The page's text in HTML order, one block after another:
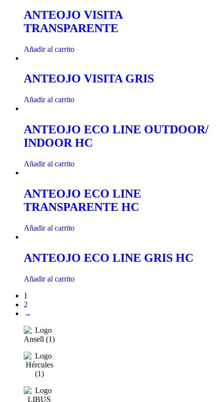
ANTEOJO VISITA
TRANSPARENTE
Añadir al carrito
ANTEOJO VISITA GRIS
Añadir al carrito
ANTEOJO ECO LINE OUTDOOR/
INDOOR HC
Añadir al carrito
ANTEOJO ECO LINE
TRANSPARENTE HC
Añadir al carrito
ANTEOJO ECO LINE GRIS HC
Añadir al carrito
1
2
→